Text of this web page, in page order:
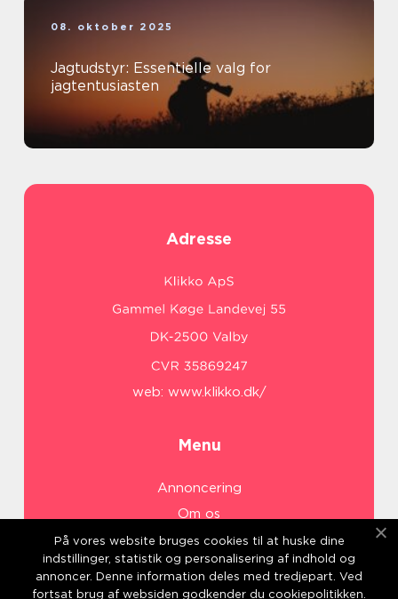
08. oktober 2025
Jagtudstyr: Essentielle valg for
jagtentusiasten
Adresse
web: www.klikko.dk/
Menu
Annoncering
Om os
Cookies
Kontakt os
Sitemap
På vores website bruges cookies til at huske dine
indstillinger, statistik og personalisering af indhold og
annoncer. Denne information deles med tredjepart. Ved
fortsat brug af websiden godkender du cookiepolitikken.